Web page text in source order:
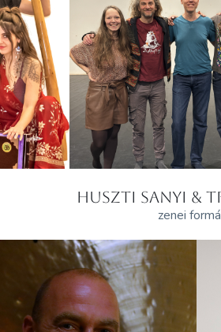
HUSZTI SANYI &
zenei